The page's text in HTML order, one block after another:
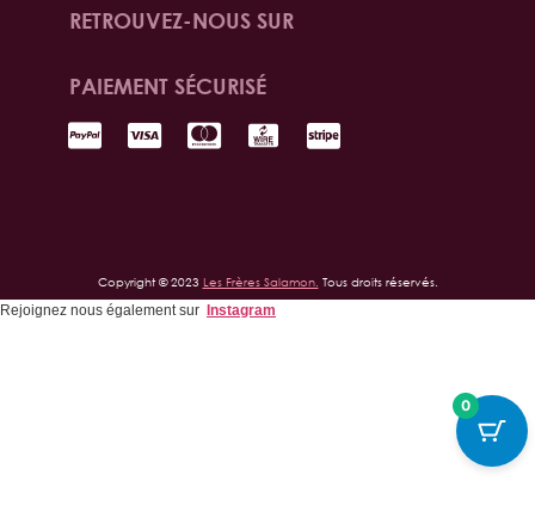
RETROUVEZ-NOUS SUR
PAIEMENT SÉCURISÉ
Copyright © 2023 Les Frères Salamon. Tous droits réservés.
0
Rejoignez nous également sur Instagram